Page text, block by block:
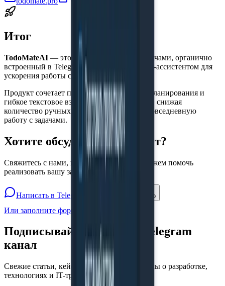
Итог
TodoMateAI — это сервис управления задачами, органично
встроенный в Telegram и дополненный ИИ-ассистентом для
ускорения работы с задачами.
Продукт сочетает привычный интерфейс планирования и
гибкое текстовое взаимодействие через чат, снижая
количество ручных операций и упрощая повседневную
работу с задачами.
Хотите обсудить ваш проект?
Свяжитесь с нами, и мы расскажем, как можем помочь
реализовать вашу задачу
Написать в Telegram hi@2people.io
Или заполните форму обратной связи
Подписывайтесь на наш
Telegram
канал
Свежие статьи, кейсы и полезные материалы о разработке,
технологиях и IT-трендах